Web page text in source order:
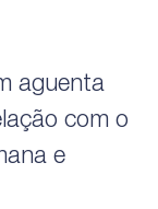
aguenta
com o
e